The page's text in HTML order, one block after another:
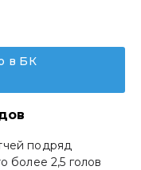
в БК
подряд
более 2,5 голов